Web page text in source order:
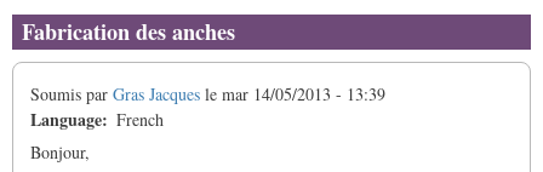
d'Ariane
Fabrication des anches
Soumis par Gras Jacques le mar 14/05/2013 - 13:39
Language
French
Bonjour,